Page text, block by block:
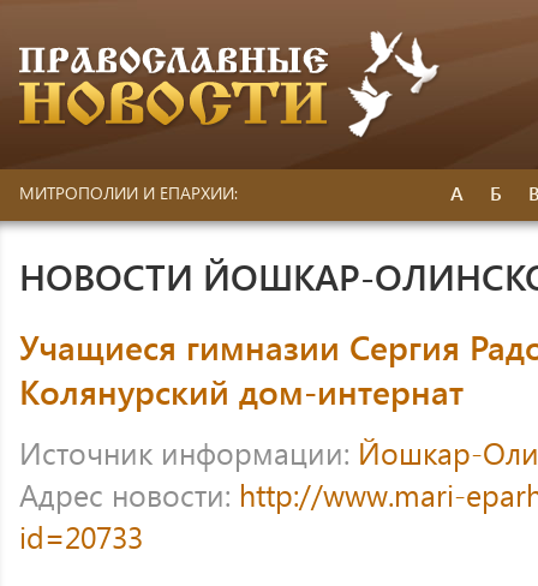
МИТРОПОЛИИ И ЕПАРХИИ: А Б
НОВОСТИ ЙОШКАР-
Учащиеся гимназии Сергия
Колянурский дом-интернат
Источник информации: Йошкар-
Адрес новости: http://www.mari-
id=20733